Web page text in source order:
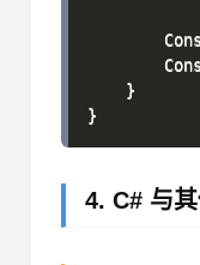
    }
4. C# 与